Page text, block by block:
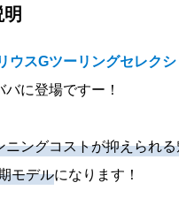
ウスGツーリングセレク
バに登場ですー！
ニングコストが抑えられ
モデルになります！